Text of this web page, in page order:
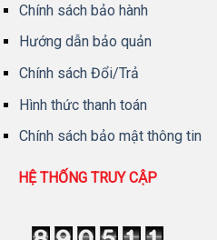
Chính sách bảo hành
Hướng dẫn bảo quản
Chính sách Đổi/Trả
Hình thức thanh toán
Chính sách bảo mật thông tin
HỆ THỐNG TRUY CẬP